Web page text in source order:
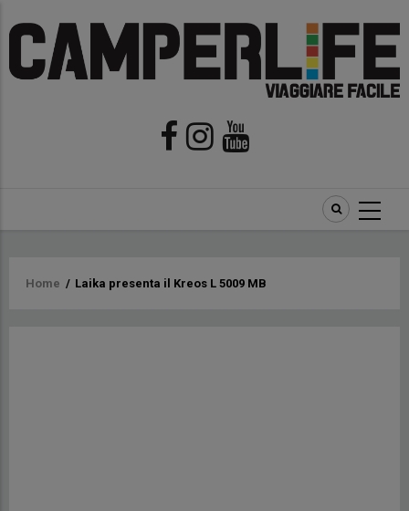
Briciole
Home / Laika presenta il Kreos L 5009 MB